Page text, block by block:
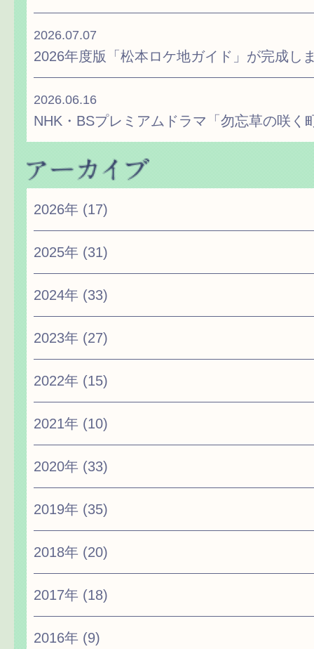
2026.07.07
2026年度版「松本ロケ地ガイド」が完成し
2026.06.16
NHK・BSプレミアムドラマ「勿忘草の咲く
2026年 (17)
2025年 (31)
2024年 (33)
2023年 (27)
2022年 (15)
2021年 (10)
2020年 (33)
2019年 (35)
2018年 (20)
2017年 (18)
2016年 (9)